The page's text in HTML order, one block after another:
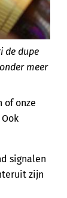
de dupe
meer
of onze
signalen
zijn